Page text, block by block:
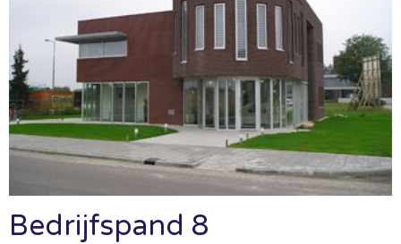
Bedrijfspand 8